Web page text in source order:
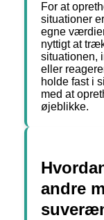
For at
situationer
egne
nyttigt at
situationen,
eller
holde fast i
med at
øjeblikke.
andre